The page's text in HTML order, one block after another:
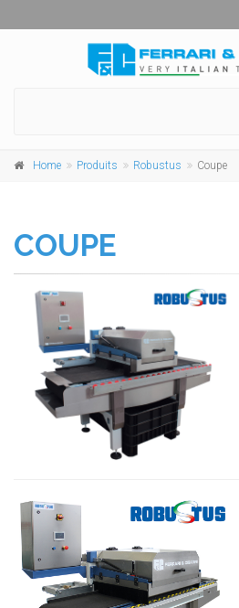
Home Produits Robustus Coupe
COUPE